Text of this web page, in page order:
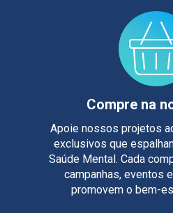
Compre na
Apoie nossos projetos
exclusivos que
Saúde Mental. Cada
campanhas, eventos
promovem o bem-